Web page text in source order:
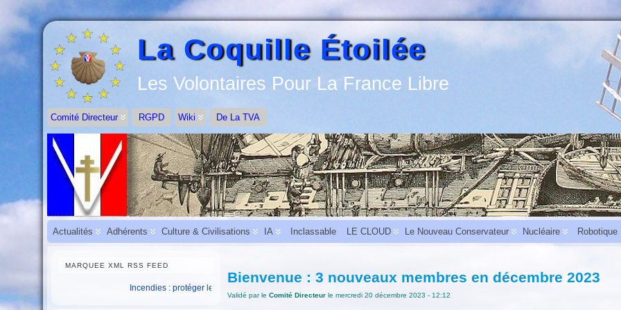
La Coquille Étoilée
Les Volontaires Pour La France Libre
Comité Directeur RGPD Wiki De La TVA
Actualités Adhérents Culture & Civilisations IA Inclassable LE CLOUD Le Nouveau Conservateur Nucléaire Robotique
MARQUEE XML RSS FEED
Incendies : protéger les salariés et assurer la continuité de l’activité L’aide au carburant pour les entreprises du bâtiment et des travaux
Bienvenue : 3 nouveaux membres en décembre 2023
Validé par le Comité Directeur le mercredi 20 décembre 2023 - 12:12